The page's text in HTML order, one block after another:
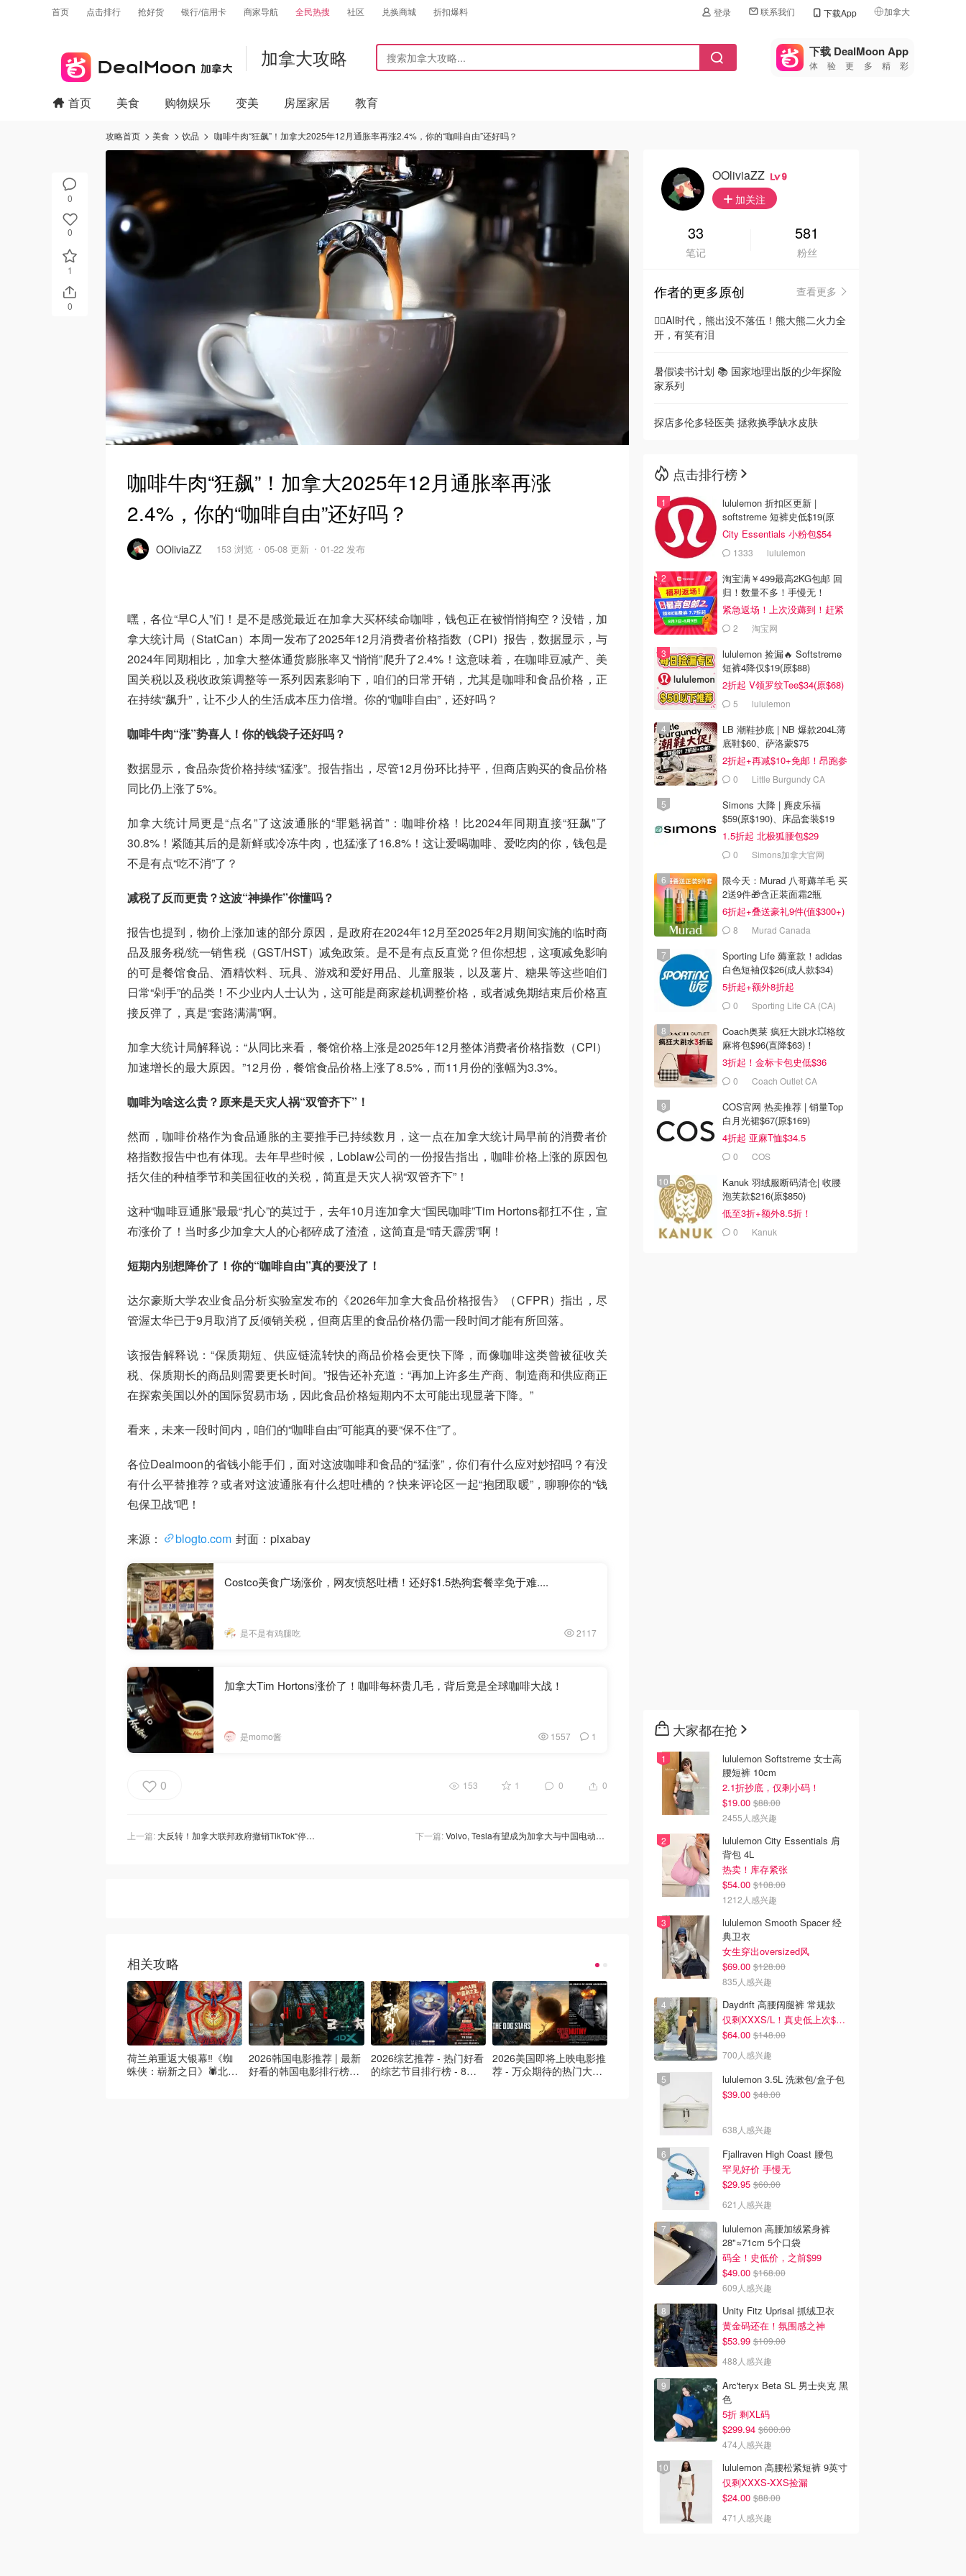
首页 点击排行 抢好货 银行/信用卡 商家导航 全民热搜 社区 兑换商城 折扣爆料 登录 联系我们 下载App 加拿大
🇺🇸
美国
🇨🇳中国
🇮🇹
🇦🇺
🇳🇿新西兰
加拿大攻略 下载 DealMoon App
体验更多精彩
0
0
1
0
首页 美食 购物娱乐 变美 房屋家居 教育
攻略首页 美食 饮品 咖啡牛肉“狂飙”！加拿大2025年12月通胀率再涨2.4%，你的“咖啡自由”还好吗？
咖啡牛肉“狂飙”！加拿大2025年12月通胀率再涨
2.4%，你的“咖啡自由”还好吗？
OOliviaZZ 153 浏览 05-08 更新 01-22 发布
嘿，各位“早C人”们！是不是感觉最近在加拿大买杯续命咖啡，钱包正在被悄悄掏空？没错，加
拿大统计局（StatCan）本周一发布了2025年12月消费者价格指数（CPI）报告，数据显示，与
2024年同期相比，加拿大整体通货膨胀率又“悄悄”爬升了2.4%！这意味着，在咖啡豆减产、美
国关税以及税收政策调整等一系列因素影响下，咱们的日常开销，尤其是咖啡和食品价格，正
在持续“飙升”，让不少人的生活成本压力倍增。你的“咖啡自由”，还好吗？
咖啡牛肉“涨”势喜人！你的钱袋子还好吗？
数据显示，食品杂货价格持续“猛涨”。报告指出，尽管12月份环比持平，但商店购买的食品价格
同比仍上涨了5%。
加拿大统计局更是“点名”了这波通胀的“罪魁祸首”：咖啡价格！比2024年同期直接“狂飙”了
30.8%！紧随其后的是新鲜或冷冻牛肉，也猛涨了16.8%！这让爱喝咖啡、爱吃肉的你，钱包是
不是有点“吃不消”了？
减税了反而更贵？这波“神操作”你懂吗？
报告也提到，物价上涨加速的部分原因，是政府在2024年12月至2025年2月期间实施的临时商
品及服务税/统一销售税（GST/HST）减免政策。是不是有点反直觉？但你想想，这项减免影响
的可是餐馆食品、酒精饮料、玩具、游戏和爱好用品、儿童服装，以及薯片、糖果等这些咱们
日常“剁手”的品类！不少业内人士认为，这可能是商家趁机调整价格，或者减免期结束后价格直
接反弹了，真是“套路满满”啊。
加拿大统计局解释说：“从同比来看，餐馆价格上涨是2025年12月整体消费者价格指数（CPI）
加速增长的最大原因。”12月份，餐馆食品价格上涨了8.5%，而11月份的涨幅为3.3%。
咖啡为啥这么贵？原来是天灾人祸“双管齐下”！
然而，咖啡价格作为食品通胀的主要推手已持续数月，这一点在加拿大统计局早前的消费者价
格指数报告中也有体现。去年早些时候，Loblaw公司的一份报告指出，咖啡价格上涨的原因包
括欠佳的种植季节和美国征收的关税，简直是天灾人祸“双管齐下”！
这种“咖啡豆通胀”最最“扎心”的莫过于，去年10月连加拿大“国民咖啡”Tim Hortons都扛不住，宣
布涨价了！当时多少加拿大人的心都碎成了渣渣，这简直是“晴天霹雳”啊！
短期内别想降价了！你的“咖啡自由”真的要没了！
达尔豪斯大学农业食品分析实验室发布的《2026年加拿大食品价格报告》（CFPR）指出，尽
管渥太华已于9月取消了反倾销关税，但商店里的食品价格仍需一段时间才能有所回落。
该报告解释说：“保质期短、供应链流转快的商品价格会更快下降，而像咖啡这类曾被征收关
税、保质期长的商品则需要更长时间。”报告还补充道：“再加上许多生产商、制造商和供应商正
在探索美国以外的国际贸易市场，因此食品价格短期内不太可能出现显著下降。”
看来，未来一段时间内，咱们的“咖啡自由”可能真的要“保不住”了。
各位Dealmoon的省钱小能手们，面对这波咖啡和食品的“猛涨”，你们有什么应对妙招吗？有没
有什么平替推荐？或者对这波通胀有什么想吐槽的？快来评论区一起“抱团取暖”，聊聊你的“钱
包保卫战”吧！
来源： blogto.com 封面：pixabay
Costco美食广场涨价，网友愤怒吐槽！还好$1.5热狗套餐幸免于难....
是不是有鸡腿吃 2117
加拿大Tim Hortons涨价了！咖啡每杯贵几毛，背后竟是全球咖啡大战！
是momo酱 1557 1
0 153 1 0 0
上一篇: 大反转！加拿大联邦政府撤销TikTok“停业令”！ 下一篇:Volvo, Tesla有望成为加拿大与中国电动汽车交易的首批受益者！EV市场洗牌？
相关攻略
荷兰弟重返大银幕‼️《蜘
蛛侠：崭新之日》🕷️北美
2026韩国电影推荐 | 最新
好看的韩国电影排行榜，
2026综艺推荐 - 热门好看
的综艺节目排行榜 - 8月
2026美国即将上映电影推
荐 - 万众期待的热门大片
Netflix新剧推荐2026 - 最
新好看网飞Netflix新剧大
片 - 8月最新：《​​百年孤
2026韩剧推荐 - 最新高分
新：《财阀X刑警 第二
季》终于回归！
OOliviaZZ 9
加关注
33
笔记
581
粉丝
作者的更多原创
查看更多
🦸‍♂️AI时代，熊出没不落伍！熊大熊二火力全
开，有笑有泪
暑假读书计划 📚 国家地理出版的少年探险
家系列
探店多伦多轻医美 拯救换季缺水皮肤
点击排行榜
lululemon 折扣区更新 |
softstreme 短裤史低$19(原
$88)
City Essentials 小粉包$54
1333 lululemon
淘宝满￥499最高2KG包邮 回
归！数量不多！手慢无！
紧急返场！上次没薅到！赶紧
冲 2 淘宝网
lululemon 捡漏🔥 Softstreme
短裤4降仅$19(原$88)
2折起 V领罗纹Tee$34(原$68)
5 lululemon
LB 潮鞋抄底 | NB 爆款204L薄
底鞋$60、萨洛蒙$75
2折起+再减$10+免邮！昂跑参
加 0
Little Burgundy CA
Simons 大降 | 麂皮乐福
$59(原$190)、床品套装$19
1.5折起 北极狐腰包$29
0 Simons加拿大官网
限今天：Murad 八哥薅羊毛 买
2送9件🎁含正装面霜2瓶
6折起+叠送豪礼9件(值$300+)
8 Murad Canada
Sporting Life 薅童款！adidas
白色短袖仅$26(成人款$34)
5折起+额外8折起
0 Sporting Life CA (CA)
Coach奥莱 疯狂大跳水💥格纹
麻将包$96(直降$63)！
3折起！金标卡包史低$36
0 Coach Outlet CA
COS官网 热卖推荐 | 销量Top
白月光裙$67(原$169)
4折起 亚麻T恤$34.5
0 COS
Kanuk 羽绒服断码清仓| 收腰
泡芙款$216(原$850)
低至3折+额外8.5折！
0 Kanuk
大家都在抢
lululemon Softstreme 女士高
腰短裤 10cm
2.1折抄底，仅剩小码！
$19.00 $88.00
2455人感兴趣
lululemon City Essentials 肩
背包 4L
热卖！库存紧张
$54.00 $108.00
1212人感兴趣
lululemon Smooth Spacer 经
典卫衣
女生穿出oversized风
$69.00 $128.00
835人感兴趣
Daydrift 高腰阔腿裤 常规款
仅剩XXXS/L！真史低上次$114
$64.00 $148.00
700人感兴趣
lululemon 3.5L 洗漱包/盒子包
$39.00 $48.00
638人感兴趣
Fjallraven High Coast 腰包
罕见好价 手慢无
$29.95 $60.00
621人感兴趣
lululemon 高腰加绒紧身裤
28"≈71cm 5个口袋
码全！史低价，之前$99
$49.00 $168.00
609人感兴趣
Unity Fitz Uprisal 抓绒卫衣
黄金码还在！氛围感之神
$53.99 $109.00
488人感兴趣
Arc'teryx Beta SL 男士夹克 黑
色
5折 剩XL码
$299.94 $600.00
474人感兴趣
lululemon 高腰松紧短裤 9英寸
仅剩XXXS-XXS捡漏
$24.00 $88.00
471人感兴趣